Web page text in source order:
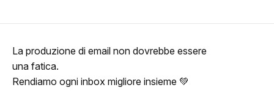
La produzione di email non dovrebbe essere
una fatica.
Rendiamo ogni inbox migliore insieme 💚